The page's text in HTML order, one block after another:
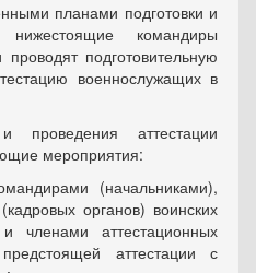
планами подготовки и
нижестоящие командиры
подготовительную
военнослужащих в
проведения аттестации
мероприятия:
(начальниками),
органов) воинских
членами аттестационных
аттестации с